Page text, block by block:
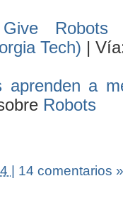
Give
Tech) |
aprenden a
Robots
| 14 comentarios »